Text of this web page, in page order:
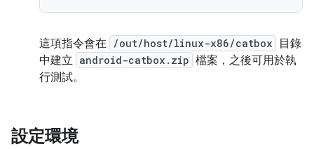
這項指令會在 /out/host/linux-x86/catbox
目錄
中建立 android-catbox.zip 檔案，之後可用於執
行測試。
設定環境